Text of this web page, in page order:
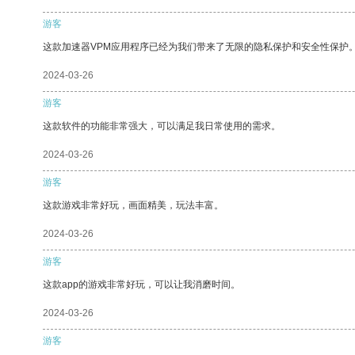
游客
这款加速器VPM应用程序已经为我们带来了无限的隐私保护和安全性保护
2024-03-26
游客
这款软件的功能非常强大，可以满足我日常使用的需求。
2024-03-26
游客
这款游戏非常好玩，画面精美，玩法丰富。
2024-03-26
游客
这款app的游戏非常好玩，可以让我消磨时间。
2024-03-26
游客